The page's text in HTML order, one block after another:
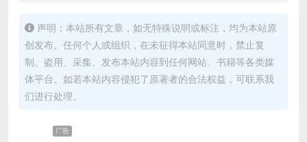
声明：本站所有文章，如无特殊说明或标注，均为本站原
创发布。任何个人或组织，在未征得本站同意时，禁止复
制、盗用、采集、发布本站内容到任何网站、书籍等各类媒
体平台。如若本站内容侵犯了原著者的合法权益，可联系我
们进行处理。
广告